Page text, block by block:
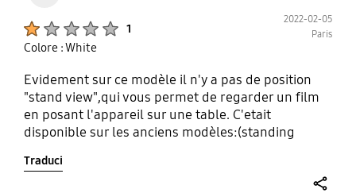
1
2022-02-05
Paris
Colore : White
Evidement sur ce modèle il n'y a pas de position
"stand view",qui vous permet de regarder un film
en posant l'appareil sur une table. C'etait
disponible sur les anciens modèles:(standing
Traduci